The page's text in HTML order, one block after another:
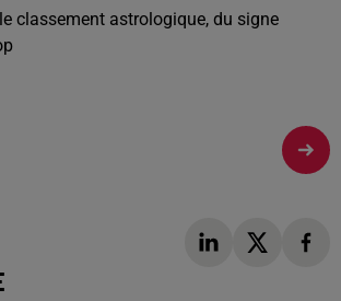
classement astrologique, du signe